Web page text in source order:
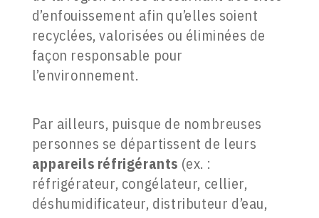
d’enfouissement afin qu’elles soient
recyclées, valorisées ou éliminées de
façon responsable pour
l’environnement.
Par ailleurs, puisque de nombreuses
personnes se départissent de leurs
appareils réfrigérants (ex. :
réfrigérateur, congélateur, cellier,
déshumidificateur, distributeur d’eau,